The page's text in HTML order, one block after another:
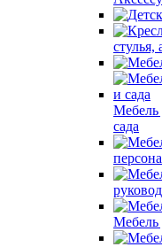
стулья,
Мебель
сада
Мебель